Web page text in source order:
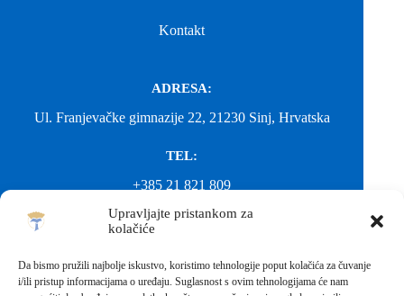
Upravljajte pristankom za
kolačiće
Da bismo pružili najbolje iskustvo, koristimo tehnologije poput kolačića za čuvanje
i/ili pristup informacijama o uređaju. Suglasnost s ovim tehnologijama će nam
Kontakt
ADRESA:
Ul. Franjevačke gimnazije 22, 21230 Sinj, Hrvatska
TEL:
+385 21 821 809
EMAIL:
EMAIL: